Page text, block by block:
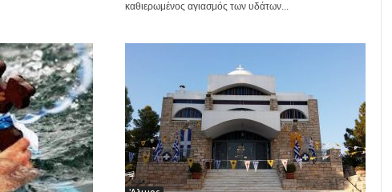
καθιερωμένος αγιασμός των υδάτων...